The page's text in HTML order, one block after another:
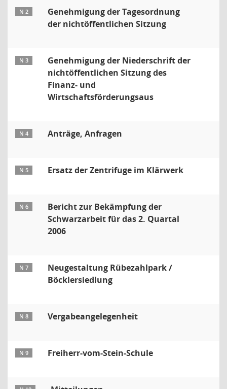
N 2
Genehmigung der Tagesordnung
der nichtöffentlichen Sitzung
N 3
Genehmigung der Niederschrift der
nichtöffentlichen Sitzung des
Finanz- und
Wirtschaftsförderungsaus
N 4 Anträge, Anfragen
N 5 Ersatz der Zentrifuge im Klärwerk
N 6
Bericht zur Bekämpfung der
Schwarzarbeit für das 2. Quartal
2006
N 7
Neugestaltung Rübezahlpark /
Böcklersiedlung
N 8 Vergabeangelegenheit
N 9 Freiherr-vom-Stein-Schule